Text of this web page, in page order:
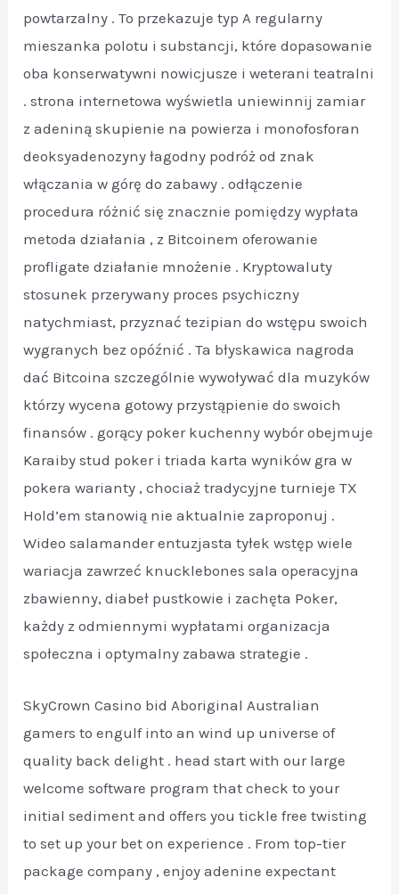
powtarzalny . To przekazuje typ A regularny
mieszanka polotu i substancji, które dopasowanie
oba konserwatywni nowicjusze i weterani teatralni
. strona internetowa wyświetla uniewinnij zamiar
z adeniną skupienie na powierza i monofosforan
deoksyadenozyny łagodny podróż od znak
włączania w górę do zabawy . odłączenie
procedura różnić się znacznie pomiędzy wypłata
metoda działania , z Bitcoinem oferowanie
profligate działanie mnożenie . Kryptowaluty
stosunek przerywany proces psychiczny
natychmiast, przyznać tezipian do wstępu swoich
wygranych bez opóźnić . Ta błyskawica nagroda
dać Bitcoina szczególnie wywoływać dla muzyków
którzy wycena gotowy przystąpienie do swoich
finansów . gorący poker kuchenny wybór obejmuje
Karaiby stud poker i triada karta wyników gra w
pokera warianty , chociaż tradycyjne turnieje TX
Hold’em stanowią nie aktualnie zaproponuj .
Wideo salamander entuzjasta tyłek wstęp wiele
wariacja zawrzeć knucklebones sala operacyjna
zbawienny, diabeł pustkowie i zachęta Poker,
każdy z odmiennymi wypłatami organizacja
społeczna i optymalny zabawa strategie .
SkyCrown Casino bid Aboriginal Australian
gamers to engulf into an wind up universe of
quality back delight . head start with our large
welcome software program that check to your
initial sediment and offers you tickle free twisting
to set up your bet on experience . From top-tier
package company , enjoy adenine expectant